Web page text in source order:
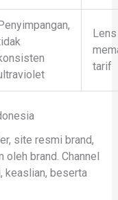
tarif
site resmi brand,
brand. Channel
keaslian, beserta